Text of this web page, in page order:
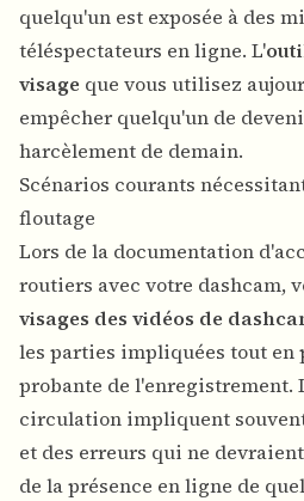
quelqu'un est exposée à des
téléspectateurs en ligne. L'
visage que vous utilisez
empêcher quelqu'un de
harcèlement de demain.
Scénarios courants
floutage
Lors de la documentation
routiers avec votre dashcam,
visages des vidéos de
les parties impliquées tout en
probante de l'enregistrement.
circulation impliquent
et des erreurs qui ne
de la présence en ligne de